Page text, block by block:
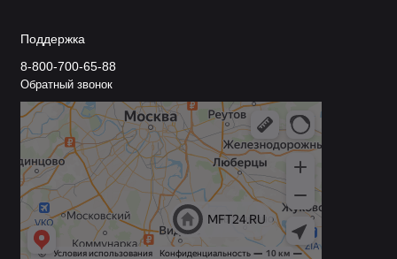
Поддержка
8-800-700-65-88
Обратный звонок